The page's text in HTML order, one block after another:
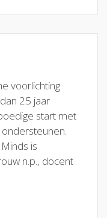
voorlichting
25 jaar
start met
is
n.p., docent